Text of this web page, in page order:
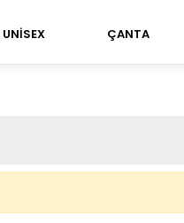
UNİSEX ÇANTA